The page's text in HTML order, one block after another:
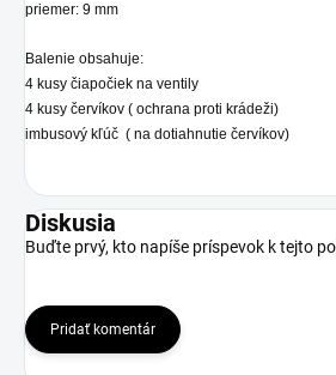
priemer: 9 mm
Balenie obsahuje:
4 kusy čiapočiek na ventily
4 kusy červíkov ( ochrana proti krádeži)
imbusový kľúč ( na dotiahnutie červíkov)
Diskusia
Buďte prvý, kto napíše príspevok k tejto
Pridať komentár